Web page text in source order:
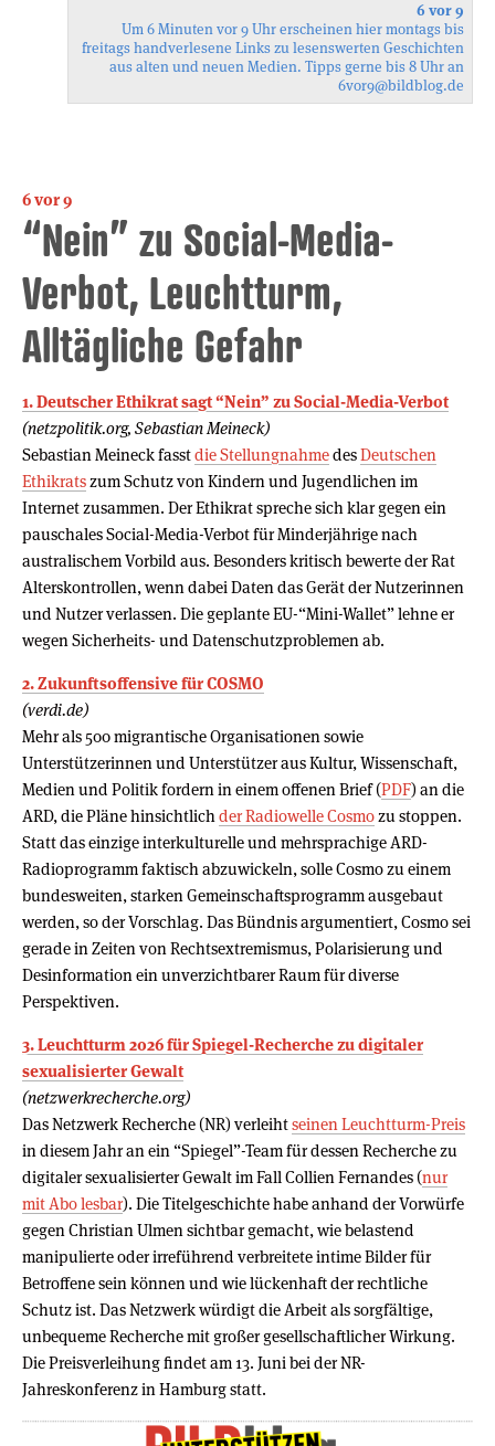
6 vor 9
Um 6 Minuten vor 9 Uhr erscheinen hier montags bis
freitags handverlesene Links zu lesenswerten Geschichten
aus alten und neuen Medien. Tipps gerne bis 8 Uhr an
6vor9@bildblog.de
6 vor 9
“Nein” zu Social-Media-
Verbot, Leuchtturm,
Alltägliche Gefahr
1. Deutscher Ethikrat sagt “Nein” zu Social-Media-Verbot
(netzpolitik.org, Sebastian Meineck)
Sebastian Meineck fasstdie StellungnahmedesDeutschen
Ethikratszum Schutz von Kindern und Jugendlichen im
Internet zusammen. Der Ethikrat spreche sich klar gegen ein
pauschales Social-Media-Verbot für Minderjährige nach
australischem Vorbild aus. Besonders kritisch bewerte der Rat
Alterskontrollen, wenn dabei Daten das Gerät der Nutzerinnen
und Nutzer verlassen. Die geplante EU-“Mini-Wallet” lehne er
wegen Sicherheits- und Datenschutzproblemen ab.
2. Zukunftsoffensive für COSMO
(verdi.de)
Mehr als 500 migrantische Organisationen sowie
Unterstützerinnen und Unterstützer aus Kultur, Wissenschaft,
Medien und Politik fordern in einem offenen Brief (PDF) an die
ARD, die Pläne hinsichtlichder Radiowelle Cosmozu stoppen.
Statt das einzige interkulturelle und mehrsprachige ARD-
Radioprogramm faktisch abzuwickeln, solle Cosmo zu einem
bundesweiten, starken Gemeinschaftsprogramm ausgebaut
werden, so der Vorschlag. Das Bündnis argumentiert, Cosmo sei
gerade in Zeiten von Rechtsextremismus, Polarisierung und
Desinformation ein unverzichtbarer Raum für diverse
Perspektiven.
3. Leuchtturm 2026 für Spiegel-​Recherche zu digitaler
sexualisierter Gewalt
(netzwerkrecherche.org)
Das Netzwerk Recherche (NR) verleihtseinen Leuchtturm-Preis
in diesem Jahr an ein “Spiegel”-Team für dessen Recherche zu
digitaler sexualisierter Gewalt im Fall Collien Fernandes (nur
mit Abo lesbar). Die Titelgeschichte habe anhand der Vorwürfe
gegen Christian Ulmen sichtbar gemacht, wie belastend
manipulierte oder irreführend verbreitete intime Bilder für
Betroffene sein können und wie lückenhaft der rechtliche
Schutz ist. Das Netzwerk würdigt die Arbeit als sorgfältige,
unbequeme Recherche mit großer gesellschaftlicher Wirkung.
Die Preisverleihung findet am 13. Juni bei der NR-
Jahreskonferenz in Hamburg statt.